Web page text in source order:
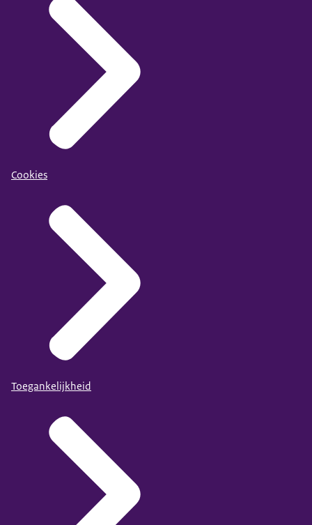
Cookies
Toegankelijkheid